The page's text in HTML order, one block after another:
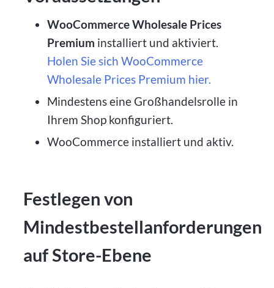
WooCommerce Wholesale Prices
Premium installiert und aktiviert.
Holen Sie sich WooCommerce
Wholesale Prices Premium hier.
Mindestens eine Großhandelsrolle in
Ihrem Shop konfiguriert.
WooCommerce installiert und aktiv.
Festlegen von
Mindestbestellanforderungen
auf Store-Ebene